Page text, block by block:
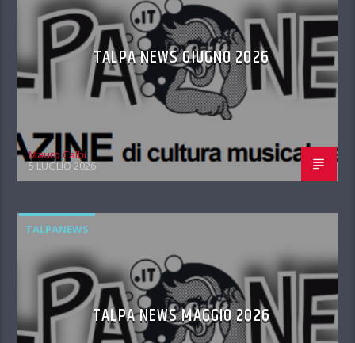
TALPA NEWS GIUGNO 2026
Mauro Calbi
5 LUGLIO 2026
TALPANEWS
TALPA NEWS MAGGIO 2026